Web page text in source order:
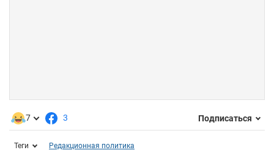
7 3 Подписаться
Теги Редакционная политика